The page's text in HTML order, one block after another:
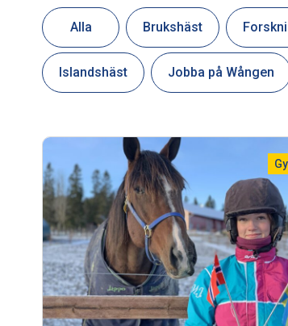
Alla Brukshäst
Islandshäst Jobba på Wången